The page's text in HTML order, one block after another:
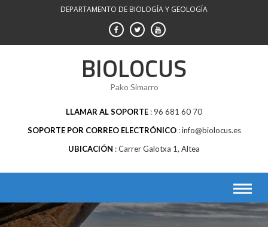
DEPARTAMENTO DE BIOLOGÍA Y GEOLOGÍA
BIOLOCUS
Pako Simarro
LLAMAR AL SOPORTE 96 681 60 70
SOPORTE POR CORREO ELECTRÓNICO info@biolocus.es
UBICACIÓN
Carrer Galotxa 1, Altea